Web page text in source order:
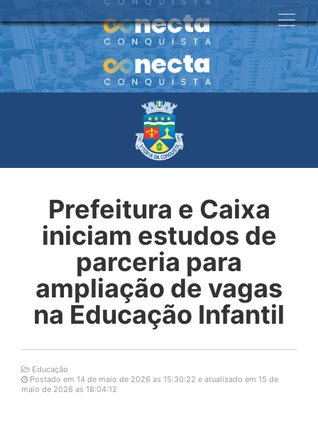
Prefeitura e Caixa
iniciam estudos de
parceria para
ampliação de vagas
na Educação Infantil
Educação
Postado em 14 de maio de 2026 as 15:30:22 e atualizado em 15 de
maio de 2026 as 18:04:12